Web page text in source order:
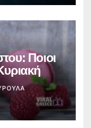
Ποιοι